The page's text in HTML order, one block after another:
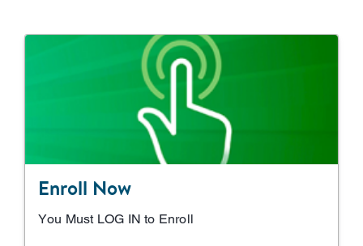
Enroll Now
You Must LOG IN to Enroll